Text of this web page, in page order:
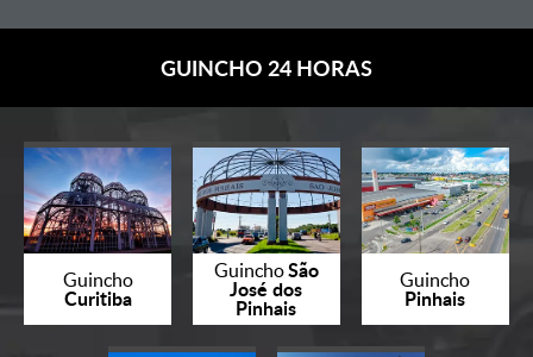
GUINCHO 24 HORAS
Guincho
Curitiba
GuinchoSão
José dos
Pinhais
Guincho
Pinhais